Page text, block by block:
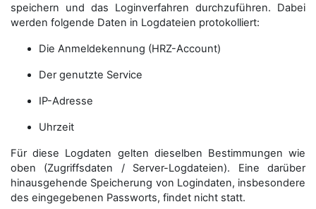
speichern und das Loginverfahren durchzuführen. Dabei
werden folgende Daten in Logdateien protokolliert:
Die Anmeldekennung (HRZ-Account)
Der genutzte Service
IP-Adresse
Uhrzeit
Für diese Logdaten gelten dieselben Bestimmungen wie
oben (Zugriffsdaten / Server-Logdateien). Eine darüber
hinausgehende Speicherung von Logindaten, insbesondere
des eingegebenen Passworts, findet nicht statt.